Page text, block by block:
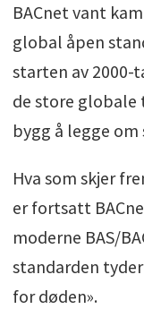
BACnet vant
global åpen
starten av 2000-
de store globale
bygg å legge
Hva som skjer
er fortsatt
moderne BAS/
standarden
for døden».